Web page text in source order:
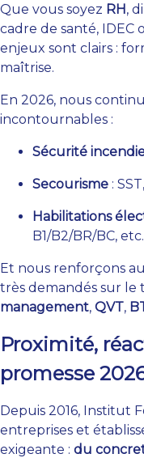
Que vous soyez RH,
cadre de santé, IDEC
enjeux sont clairs :
maîtrise.
En 2026, nous
incontournables :
Sécurité
Secourisme :
Habilitations
B1/B2/BR/BC, etc.
Et nous renforçons
très demandés sur le
management, QVT,
Proximité,
promesse
Depuis 2016, Institut
entreprises et
exigeante : du